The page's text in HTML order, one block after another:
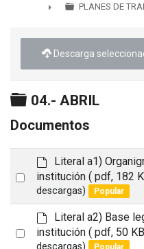
PLANES DE
Descarga
Carpeta
04.- ABRIL
Documentos
Select
d
e
f
a
l
t
Literal a1)
institución ( pdf, 182
descargas)
Popular
Select
d
e
f
Literal a2) Base
institución ( pdf, 50
descargas)
Popular